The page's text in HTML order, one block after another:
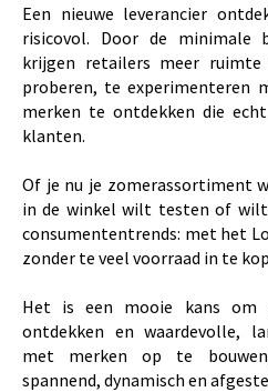
Een nieuwe leverancier
risicovol. Door de minimale
krijgen retailers meer
proberen, te experimenteren
merken te ontdekken die
klanten.
Of je nu je zomerassortiment
in de winkel wilt testen of wilt
consumententrends: met het
zonder te veel voorraad in te
Het is een mooie kans om
ontdekken en waardevolle,
met merken op te
spannend, dynamisch en